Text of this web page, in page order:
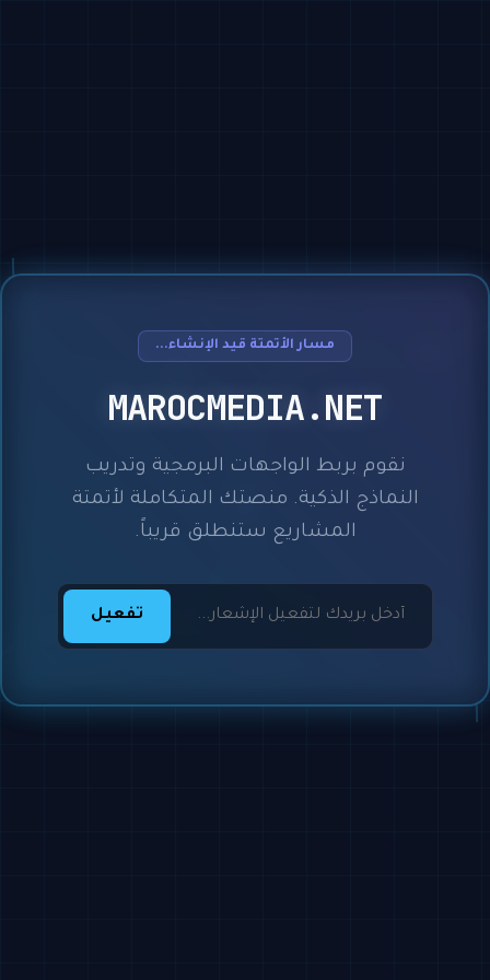
مسار الأتمتة قيد الإنشاء...
MAROCMEDIA.NET
نقوم بربط الواجهات البرمجية وتدريب
النماذج الذكية. منصتك المتكاملة لأتمتة
المشاريع ستنطلق قريباً.
تفعيل